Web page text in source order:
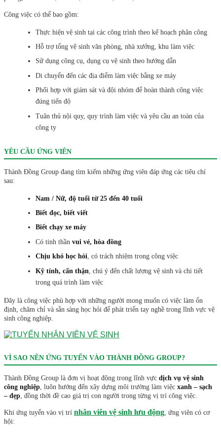
Công việc có thể bao gồm:
Thực hiện vệ sinh tại các công trình theo kế hoạch phân công
Hỗ trợ tổng vệ sinh văn phòng, nhà xưởng, khu làm việc
Sử dụng công cụ, dụng cụ vệ sinh theo hướng dẫn
Di chuyển đến các địa điểm làm việc bằng xe máy
Phối hợp với giám sát và đội nhóm để hoàn thành công việc
đúng tiến độ
Tuân thủ nội quy, quy trình làm việc và yêu cầu an toàn của
công ty
YÊU CẦU ỨNG VIÊN
Thành Đồng Group đang tìm kiếm những ứng viên đáp ứng các tiêu chí
sau:
Nam / Nữ, độ tuổi từ 25 đến 40 tuổi
Biết đọc, biết viết
Biết chạy xe máy
Có tinh thần vui vẻ, hòa đồng
Chịu khó học hỏi, có trách nhiệm trong công việc
Kỹ tính, cẩn thận , chú ý đến chất lượng vệ sinh và chi tiết
trong quá trình làm việc
Đây là công việc phù hợp với những người mong muốn có việc làm ổn
định, chăm chỉ và sẵn sàng học hỏi để phát triển tay nghề trong lĩnh vực vệ
sinh công nghiệp.
VÌ SAO NÊN ỨNG TUYỂN VÀO THÀNH ĐỒNG GROUP?
Thành Đồng Group là đơn vị hoạt động trong lĩnh vực dịch vụ vệ sinh
công nghiệp , luôn hướng đến xây dựng môi trường làm việc xanh – sạch
– đẹp , đồng thời đề cao giá trị con người trong từng vị trí công việc.
Khi ứng tuyển vào vị trí nhân viên vệ sinh lưu động , ứng viên có cơ
hội: